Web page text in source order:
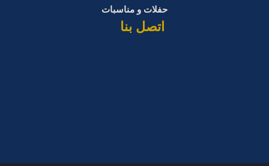
حفلات و مناسبات
اتصل بنا